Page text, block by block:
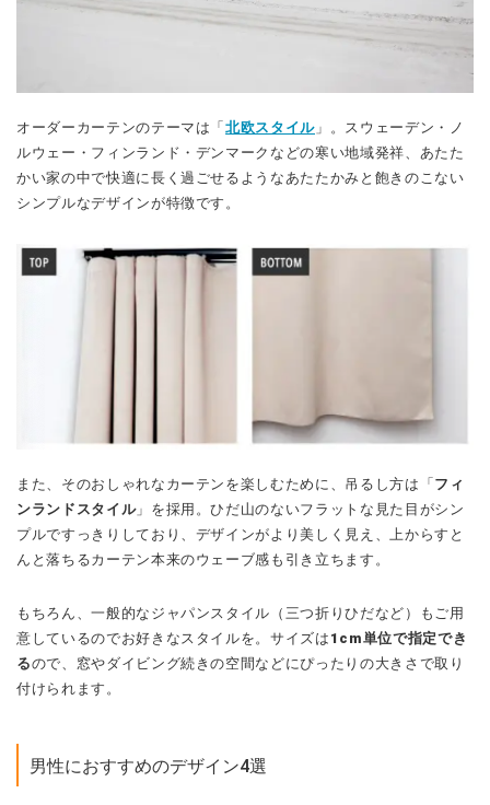
オーダーカーテンのテーマは「北欧スタイル 」。スウェーデン・ノ
ルウェー・フィンランド・デンマークなどの寒い地域発祥、あたた
かい家の中で快適に長く過ごせるようなあたたかみと飽きのこない
シンプルなデザインが特徴です。
また、そのおしゃれなカーテンを楽しむために、吊るし方は「 フィ
ンランドスタイル」を採用。ひだ山のないフラットな見た目がシン
プルですっきりしており、デザインがより美しく見え、上からすと
んと落ちるカーテン本来のウェーブ感も引き立ちます。
もちろん、一般的なジャパンスタイル（三つ折りひだなど）もご用
意しているのでお好きなスタイルを。サイズは 1cm単位で指定でき
るので、窓やダイビング続きの空間などにぴったりの大きさで取り
付けられます。
男性におすすめのデザイン4選